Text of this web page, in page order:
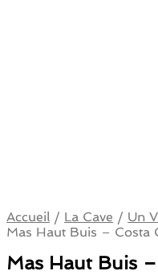
Accueil / La Cave / Un
Mas Haut Buis – Costa
Mas Haut Buis